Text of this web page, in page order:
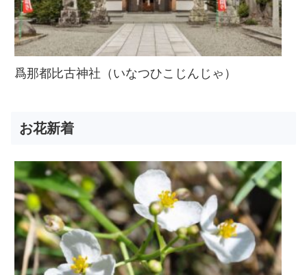
爲那都比古神社（いなつひこじんじゃ）
お花新着